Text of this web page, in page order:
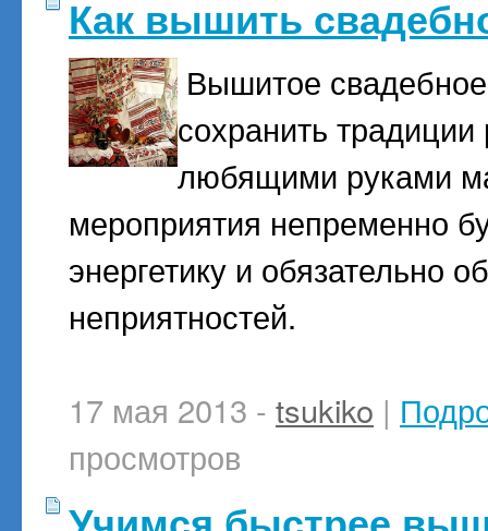
Как вышить
Вышитое
сохранить
любящими руками
мероприятия непременно
энергетику и обязательно
неприятностей.
17 мая 2013 - tsukiko |
просмотров